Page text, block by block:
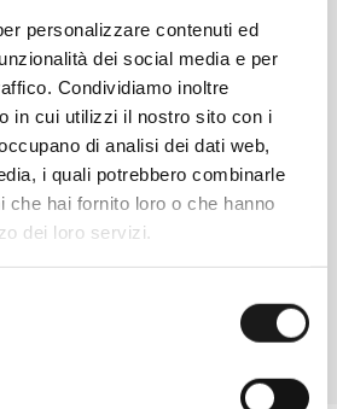
personalizzare contenuti ed
dei social media e per
Condividiamo inoltre
in cui utilizzi il nostro sito con i
di analisi dei dati web,
i quali potrebbero combinarle
che hai fornito loro o che hanno
dei loro servizi.
esperto
CONTATTA